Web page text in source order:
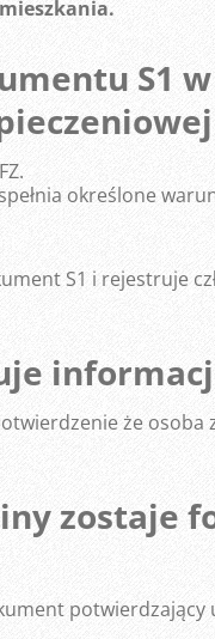
S1
określone
S1 i rejestruje
że osoba
zostaje
potwierdzający